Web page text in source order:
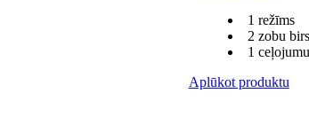
1 režīms
2 zobu
1
Aplūkot produktu